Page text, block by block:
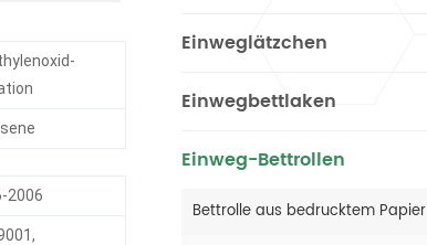
2006
Einweglätzchen
Einwegbettlaken
Einweg-Bettrollen
Bettrolle aus bedrucktem Papier